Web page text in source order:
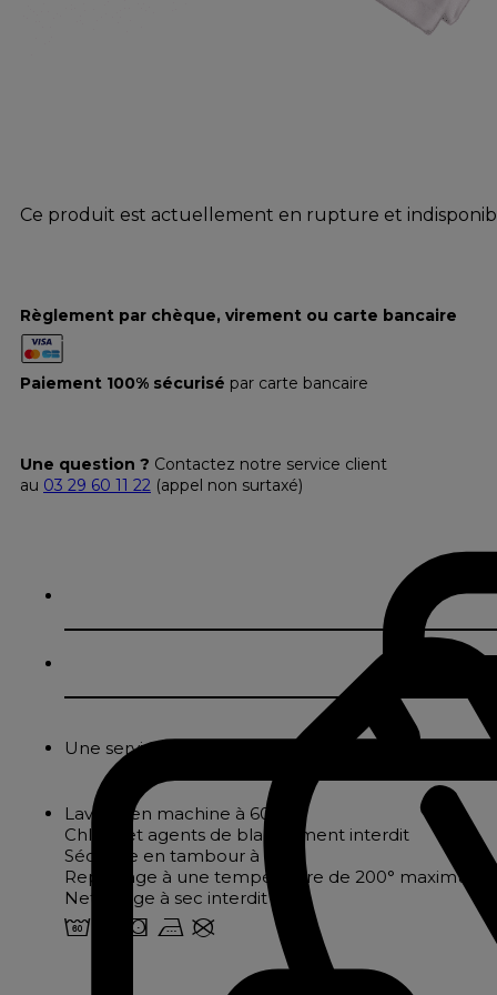
Ce produit est actuellement en rupture et
Règlement par chèque, virement ou carte bancaire
Paiement 100% sécurisé par carte bancaire
Une question ? Contactez notre service client
au 03 29 60 11 22 (appel non surtaxé)
Une serviette en satin de coton blanc terminée
Lavage en machine à 60°
Chlore et agents de blanchiment interdit
Séchage en tambour à 60°
Repassage à une température de 200° maximum
Nettoyage à sec interdit
4 o s v U